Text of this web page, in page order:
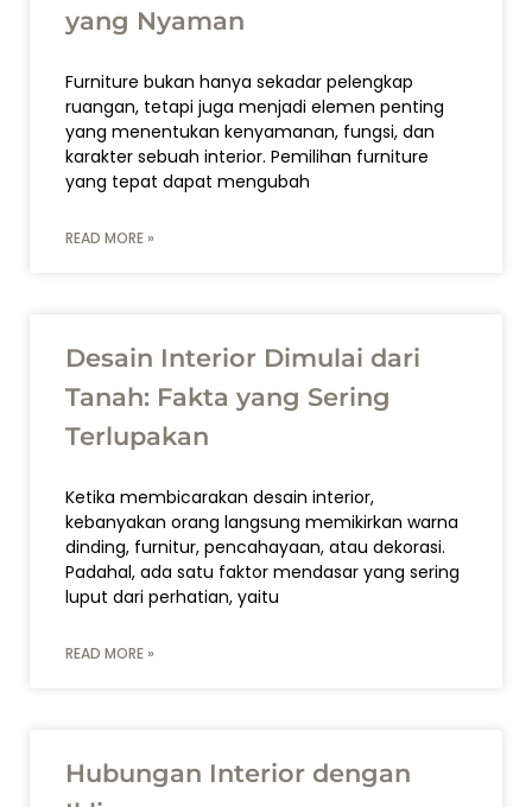
yang Nyaman
Furniture bukan hanya sekadar pelengkap
ruangan, tetapi juga menjadi elemen penting
yang menentukan kenyamanan, fungsi, dan
karakter sebuah interior. Pemilihan furniture
yang tepat dapat mengubah
READ MORE »
Desain Interior Dimulai dari
Tanah: Fakta yang Sering
Terlupakan
Ketika membicarakan desain interior,
kebanyakan orang langsung memikirkan warna
dinding, furnitur, pencahayaan, atau dekorasi.
Padahal, ada satu faktor mendasar yang sering
luput dari perhatian, yaitu
READ MORE »
Hubungan Interior dengan